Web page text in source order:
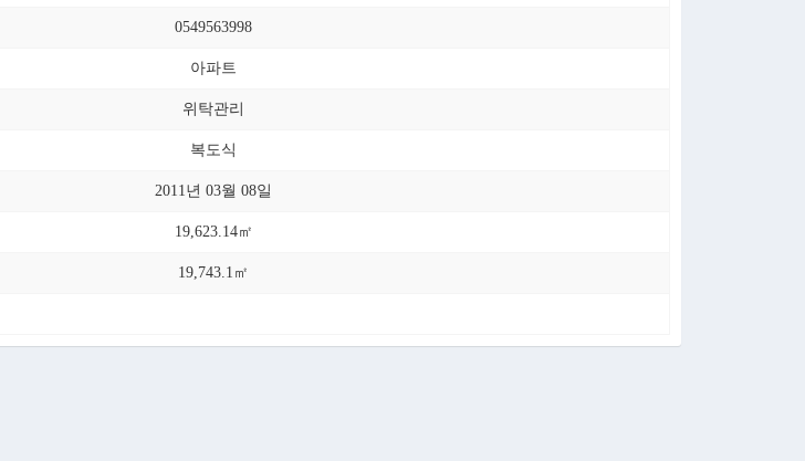
0549563998
아파트
위탁관리
복도식
2011년 03월 08일
19,623.14㎡
19,743.1㎡